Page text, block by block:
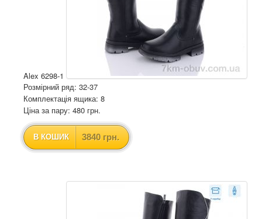
Alex 6298-1
Розмірний ряд: 32-37
Комплектація ящика: 8
Ціна за пару: 480 грн.
В КОШИК 3840 грн.